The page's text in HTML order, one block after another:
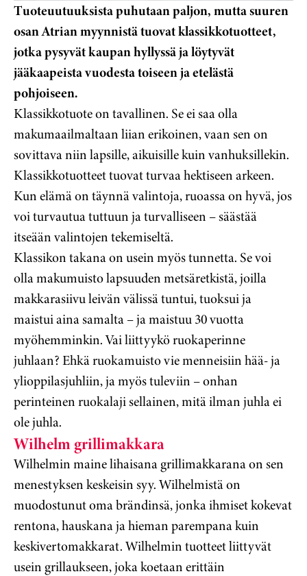
Tuoteuutuuksista puhutaan paljon, mutta suuren
osan Atrian myynnistä tuovat klassikkotuotteet,
jotka pysyvät kaupan hyllyssä ja löytyvät
jääkaapeista vuodesta toiseen ja etelästä
pohjoiseen.
Klassikkotuote on tavallinen. Se ei saa olla
makumaailmaltaan liian erikoinen, vaan sen on
sovittava niin lapsille, aikuisille kuin vanhuksillekin.
Klassikkotuotteet tuovat turvaa hektiseen arkeen.
Kun elämä on täynnä valintoja, ruoassa on hyvä, jos
voi turvautua tuttuun ja turvalliseen – säästää
itseään valintojen tekemiseltä.
Klassikon takana on usein myös tunnetta. Se voi
olla makumuisto lapsuuden metsäretkistä, joilla
makkarasiivu leivän välissä tuntui, tuoksui ja
maistui aina samalta – ja maistuu 30 vuotta
myöhemminkin. Vai liittyykö ruokaperinne
juhlaan? Ehkä ruokamuisto vie menneisiin hää- ja
ylioppilasjuhliin, ja myös tuleviin – onhan
perinteinen ruokalaji sellainen, mitä ilman juhla ei
ole juhla.
Wilhelm grillimakkara
Wilhelmin maine lihaisana grillimakkarana on sen
menestyksen keskeisin syy. Wilhelmistä on
muodostunut oma brändinsä, jonka ihmiset kokevat
rentona, hauskana ja hieman parempana kuin
keskivertomakkarat. Wilhelmin tuotteet liittyvät
usein grillaukseen, joka koetaan erittäin